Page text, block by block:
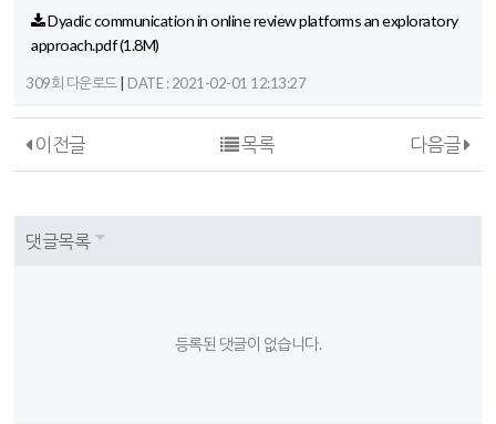
Dyadic communication in online review platforms an exploratory
approach.pdf(1.8M)
309회 다운로드| DATE : 2021-02-01 12:13:27
이전글 다음글
목록
댓글목록
등록된 댓글이 없습니다.